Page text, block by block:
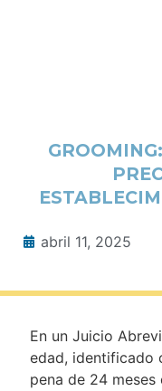
abril 11, 2025
En un Juicio
edad, identificado
pena de 24